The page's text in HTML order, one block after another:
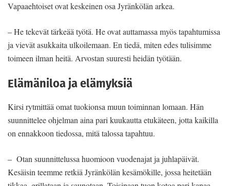
Vapaaehtoiset ovat keskeinen osa Jyränkölän arkea.
– He tekevät tärkeää työtä. He ovat auttamassa myös tapahtumissa
ja vievät asukkaita ulkoilemaan. En tiedä, miten edes tulisimme
toimeen ilman heitä. Arvostan suuresti heidän työtään.
Elämäniloa ja elämyksiä
Kirsi rytmittää omat tuokionsa muun toiminnan lomaan. Hän
suunnittelee ohjelman aina pari kuukautta etukäteen, jotta kaikilla
on ennakkoon tiedossa, mitä talossa tapahtuu.
– Otan suunnittelussa huomioon vuodenajat ja juhlapäivät.
Kesäisin teemme retkiä Jyränkölän kesämökille, jossa heitetään